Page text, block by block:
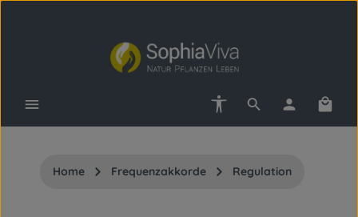
Zum Hauptinhalt springen
Werkzeugleiste anzeigen
Home Frequenzakkorde Regulation